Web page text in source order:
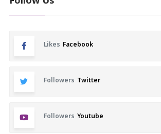
Likes Facebook
Followers Twitter
Followers Youtube